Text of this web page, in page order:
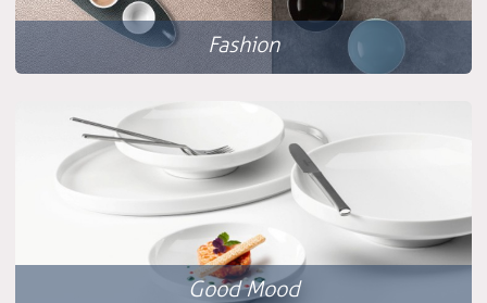
Fashion
Good Mood